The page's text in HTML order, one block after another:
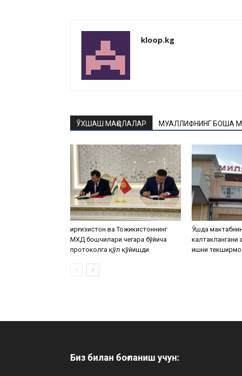
kloop.kg
ЎХШАШ МАҚОЛАЛАР МУАЛЛИФНИНГ БОШҚА
Қирғизистон ва Тожикистоннинг
МХДҚ бошчилари чегара бўйича
протоколга қўл қўйишди
Ўшда
калтаклангани
ишни
Биз билан боғланиш учун: